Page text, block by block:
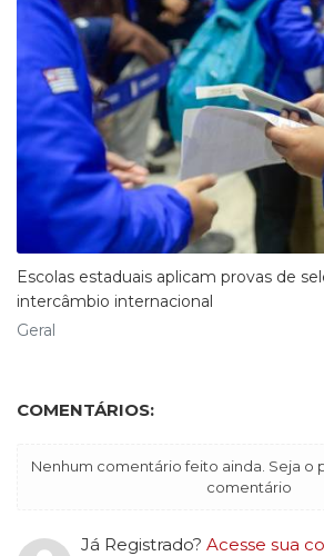
Escolas estaduais aplicam provas de
intercâmbio internacional
Geral
COMENTÁRIOS:
Nenhum comentário feito ainda. Seja o
comentário
Já Registrado? Acesse sua